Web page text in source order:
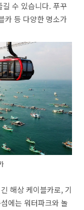
수 있습니다. 푸꾸
카 등 다양한 명소가
해상 케이블카로, 기
에는 워터파크와 놀